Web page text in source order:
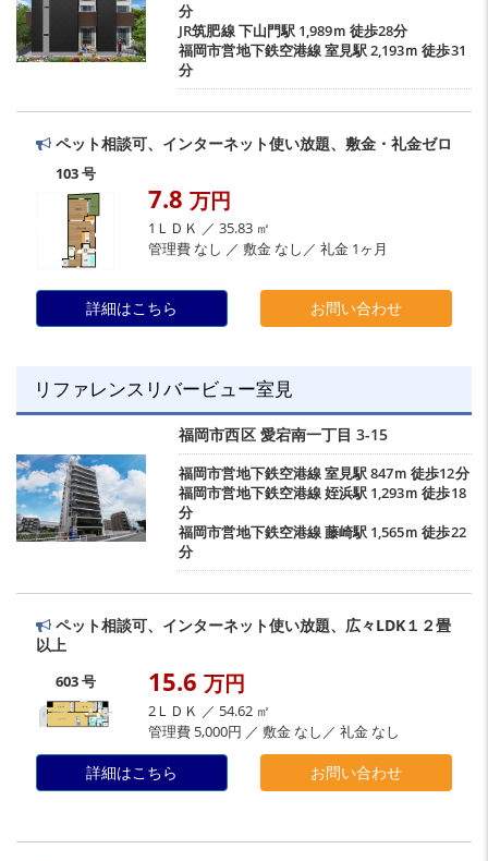
分
JR筑肥線下山門駅1,989ｍ 徒歩28分
福岡市営地下鉄空港線室見駅2,193ｍ 徒歩31
分
ペット相談可、インターネット使い放題、敷金・礼金ゼロ
103 号
7.8 万円
1ＬＤＫ ／ 35.83 ㎡
管理費 なし ／ 敷金 なし／ 礼金 1ヶ月
詳細はこちら お問い合わせ
リファレンスリバービュー室見
福岡市西区 愛宕南一丁目 3-15
福岡市営地下鉄空港線室見駅847ｍ 徒歩12分
福岡市営地下鉄空港線姪浜駅 1,293ｍ 徒歩18
分
福岡市営地下鉄空港線藤崎駅 1,565ｍ 徒歩22
分
ペット相談可、インターネット使い放題、広々LDK１２畳
以上
603 号 15.6 万円
2ＬＤＫ ／ 54.62 ㎡
管理費 5,000円 ／ 敷金 なし／ 礼金 なし
詳細はこちら お問い合わせ